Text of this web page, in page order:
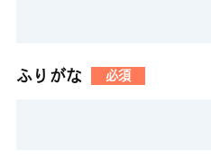
ふりがな 必須